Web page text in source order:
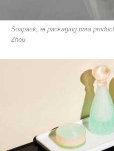
Soapack, el packaging para
Zhou